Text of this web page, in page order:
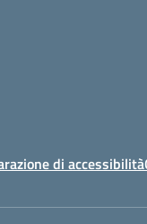
di accessibilità